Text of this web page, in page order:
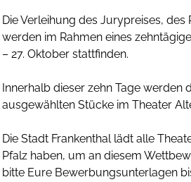
Die Verleihung des Jurypreises,
werden im Rahmen eines
– 27. Oktober stattfinden.
Innerhalb dieser zehn Tage werden
ausgewählten Stücke im Theater
Die Stadt Frankenthal lädt alle
Pfalz haben, um an diesem
bitte Eure Bewerbungsunterlagen